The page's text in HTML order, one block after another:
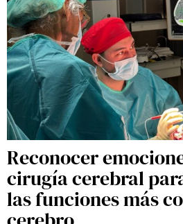
Reconocer
cirugía cerebral
las funciones más